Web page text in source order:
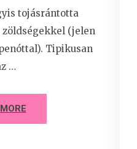
tojásrántotta
(jelen
Tipikusan
…